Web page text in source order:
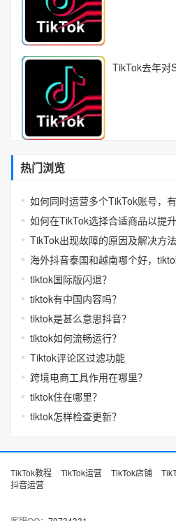
TikTok去年对
热门浏览
如何同时运营多个TikTok账号，
如何在TikTok选择合适商品以提
TikTok出现故障的原因及解决方法
海外抖音泰国和越南哪个好，
tiktok国际版闪退？
tiktok有中国内容吗？
tiktok是甚么意思抖音？
tiktok如何流畅运行？
Tiktok评论区过滤功能
跨境电商工具作用在哪里？
tiktok住在哪里？
tiktok怎样检查更新？
TikTok教程 TikTok运营 TikTok店铺
抖音运营